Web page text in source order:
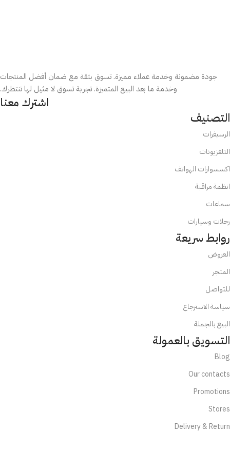
جودة مضمونة وخدمة عملاء مميزة. تسوق بثقة مع ضمان أفضل المنتجات
وخدمة ما بعد البيع المتميزة. تجربة تسوق لا مثيل لها تنتظرك.
اشترك معنا
التصنيف
الرسيفرات
التلفزيونات
اكسسوارات الهواتف
انظمة مراقبة
سماعات
رحلات وسيارات
روابط سريعة
العروض
المتجر
للتواصل
سياسة الاسترجاع
البيع بالجملة
التسويق بالعمولة
Blog
Our contacts
Promotions
Stores
Delivery & Return